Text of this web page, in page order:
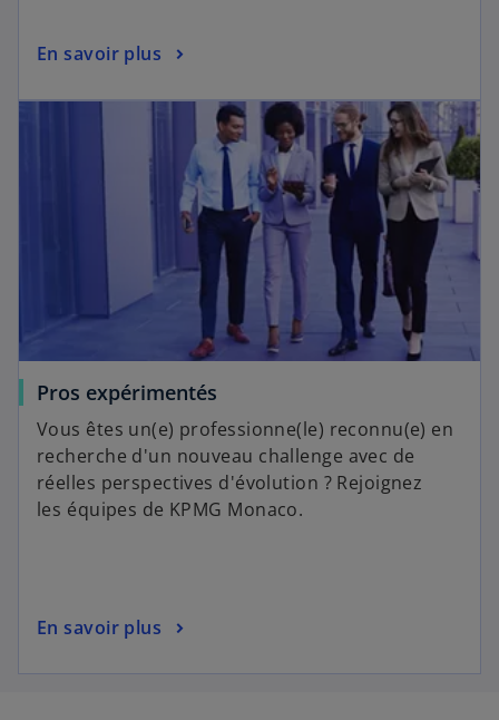
En savoir plus
Pros expérimentés
Vous êtes un(e) professionne(le) reconnu(e) en
recherche d'un nouveau challenge avec de
réelles perspectives d'évolution ? Rejoignez
les équipes de KPMG Monaco.
En savoir plus